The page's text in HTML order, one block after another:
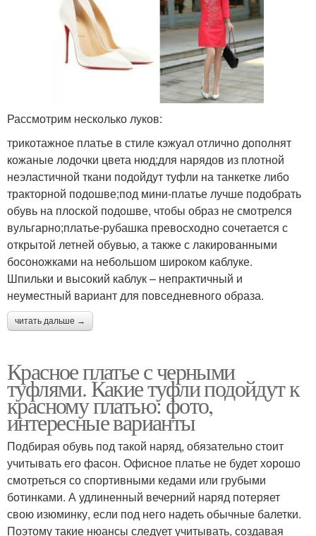
Рассмотрим несколько луков:
трикотажное платье в стиле кэжуал отлично дополнят
кожаные лодочки цвета нюд;для нарядов из плотной
неэластичной ткани подойдут туфли на танкетке либо
тракторной подошве;под мини-платье лучше подобрать
обувь на плоской подошве, чтобы образ не смотрелся
вульгарно;платье-рубашка превосходно сочетается с
открытой летней обувью, а также с лакированными
босоножками на небольшом широком каблуке.
Шпильки и высокий каблук – непрактичный и
неуместный вариант для повседневного образа.
читать дальше →
Красное платье с черными
туфлями. Какие туфли подойдут к
красному платью: фото,
интересные варианты
Подбирая обувь под такой наряд, обязательно стоит
учитывать его фасон. Офисное платье не будет хорошо
смотреться со спортивными кедами или грубыми
ботинками. А удлиненный вечерний наряд потеряет
свою изюминку, если под него надеть обычные балетки.
Поэтому такие нюансы следует учитывать, создавая